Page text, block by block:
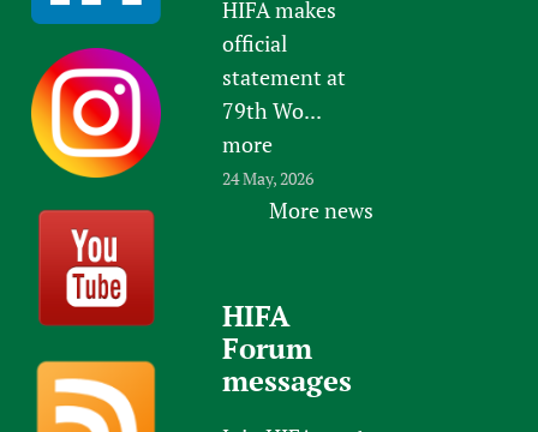
HIFA makes
official
statement at
79th Wo...
more
24 May, 2026
More news
HIFA
Forum
messages